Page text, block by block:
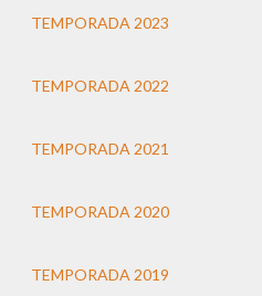
TEMPORADA 2023
TEMPORADA 2022
TEMPORADA 2021
TEMPORADA 2020
TEMPORADA 2019